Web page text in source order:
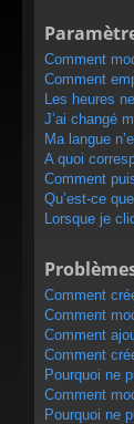
Comment
Comment
Les heures
J’ai changé
Ma langue
A quoi
Comment
Qu’est-ce
Lorsque je
Comment
Comment
Comment
Comment
Pourquoi ne
Comment
Pourquoi ne